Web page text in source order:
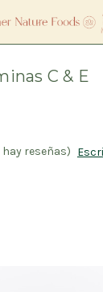
C & E
hay reseñas)